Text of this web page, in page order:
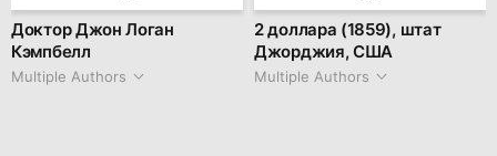
Доктор Джон Логан
Кэмпбелл
Multiple Authors
2 доллара (1859), штат
Джорджия, США
Multiple Authors